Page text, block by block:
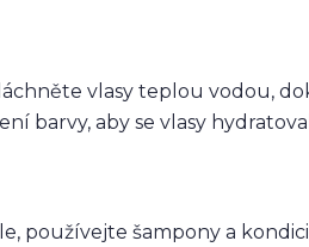
vlasy teplou vodou,
barvy, aby se vlasy
používejte šampony a